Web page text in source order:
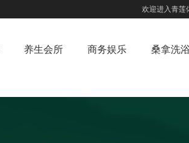
欢迎进入青莲
养生会所 商务娱乐 桑拿洗